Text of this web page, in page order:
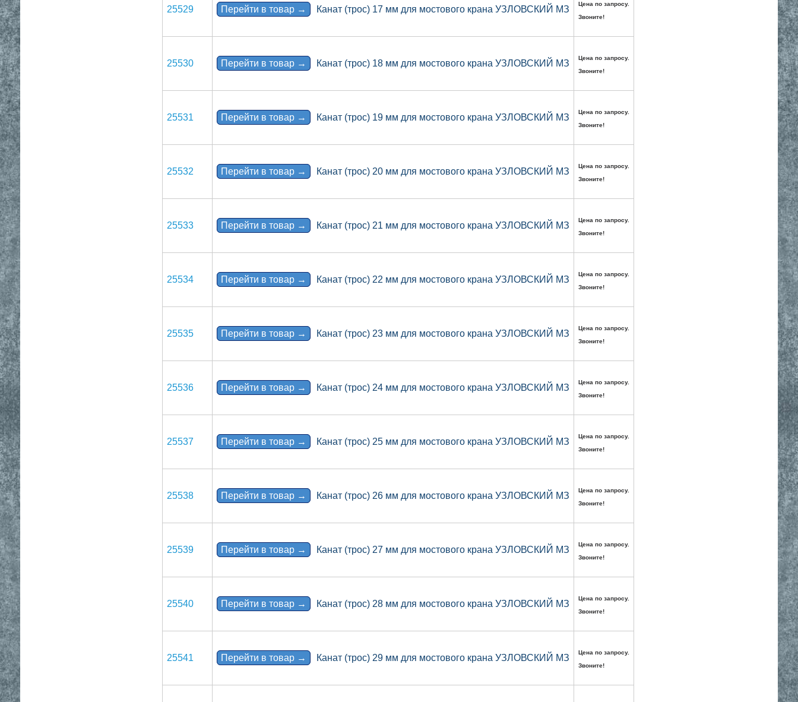
25529 Перейти в товар → Канат (трос) 17 мм для мостового крана УЗЛОВСКИЙ МЗ
Цена по запросу.
Звоните!
25530 Перейти в товар → Канат (трос) 18 мм для мостового крана УЗЛОВСКИЙ МЗ
Цена по запросу.
Звоните!
25531 Перейти в товар → Канат (трос) 19 мм для мостового крана УЗЛОВСКИЙ МЗ
Цена по запросу.
Звоните!
25532 Перейти в товар → Канат (трос) 20 мм для мостового крана УЗЛОВСКИЙ МЗ
Цена по запросу.
Звоните!
25533 Перейти в товар → Канат (трос) 21 мм для мостового крана УЗЛОВСКИЙ МЗ
Цена по запросу.
Звоните!
25534 Перейти в товар → Канат (трос) 22 мм для мостового крана УЗЛОВСКИЙ МЗ
Цена по запросу.
Звоните!
25535 Перейти в товар → Канат (трос) 23 мм для мостового крана УЗЛОВСКИЙ МЗ
Цена по запросу.
Звоните!
25536 Перейти в товар → Канат (трос) 24 мм для мостового крана УЗЛОВСКИЙ МЗ
Цена по запросу.
Звоните!
25537 Перейти в товар → Канат (трос) 25 мм для мостового крана УЗЛОВСКИЙ МЗ
Цена по запросу.
Звоните!
25538 Перейти в товар → Канат (трос) 26 мм для мостового крана УЗЛОВСКИЙ МЗ
Цена по запросу.
Звоните!
25539 Перейти в товар → Канат (трос) 27 мм для мостового крана УЗЛОВСКИЙ МЗ
Цена по запросу.
Звоните!
25540 Перейти в товар → Канат (трос) 28 мм для мостового крана УЗЛОВСКИЙ МЗ
Цена по запросу.
Звоните!
25541 Перейти в товар → Канат (трос) 29 мм для мостового крана УЗЛОВСКИЙ МЗ
Цена по запросу.
Звоните!